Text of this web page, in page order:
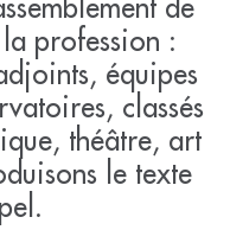
de
profession :
équipes
classés
théâtre, art
le texte